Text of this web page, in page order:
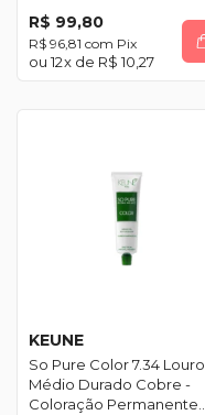
R$ 99,80
R$ 96,81 com Pix
12x de R$ 10,27
KEUNE
So Pure Color 7.34 Louro
Médio Durado Cobre -
Coloração Permanente